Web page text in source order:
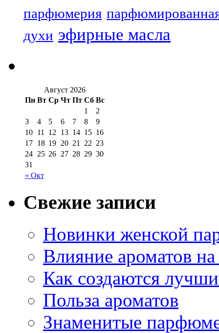
парфюмерия
духи эфирные масла
Август 2026
Пн Вт Ср Чт Пт Сб Вс
« Окт
1
2
3
4 5 6 7 8
9
10 11 12 13 14 15 16
17 18 19 20 21 22 23
24 25 26 27 28 29 30
31
Свежие записи
Новинки женской
Влияние ароматов на
Как создаются
Польза ароматов
Знаменитые